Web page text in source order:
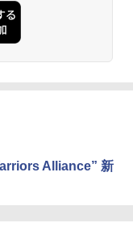
限城編 第一章 猗
ray]
限城編 第一章 猗
Alliance” 新